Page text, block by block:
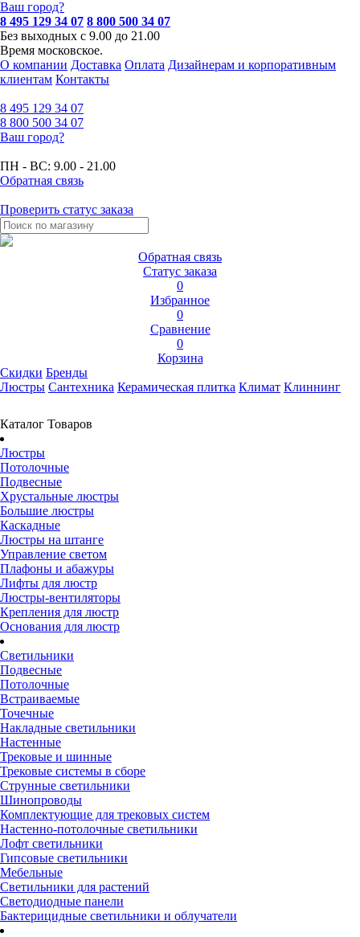
Ваш город?
8 495 129 34 07 8 800 500 34 07
Без выходных с 9.00 до 21.00
Время московское.
О компании Доставка Оплата Дизайнерам и корпоративным
клиентам Контакты
8 495 129 34 07
8 800 500 34 07
Ваш город?
ПН - ВС: 9.00 - 21.00
Обратная связь
Проверить статус заказа
Обратная связь
Статус заказа
0
Избранное
0
Сравнение
0
Корзина
Скидки Бренды
Люстры Сантехника Керамическая плитка Климат Клиннинг
Каталог Товаров
Люстры
Потолочные
Подвесные
Хрустальные люстры
Большие люстры
Каскадные
Люстры на штанге
Управление светом
Плафоны и абажуры
Лифты для люстр
Люстры-вентиляторы
Крепления для люстр
Основания для люстр
Светильники
Подвесные
Потолочные
Встраиваемые
Точечные
Накладные светильники
Настенные
Трековые и шинные
Трековые системы в сборе
Струнные светильники
Шинопроводы
Комплектующие для трековых систем
Настенно-потолочные светильники
Лофт светильники
Гипсовые светильники
Мебельные
Светильники для растений
Светодиодные панели
Бактерицидные светильники и облучатели